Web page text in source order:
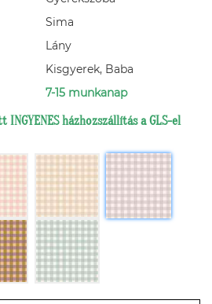
Sima
Lány
Kisgyerek, Baba
7-15 munkanap
házhozszállítás a GLS-el